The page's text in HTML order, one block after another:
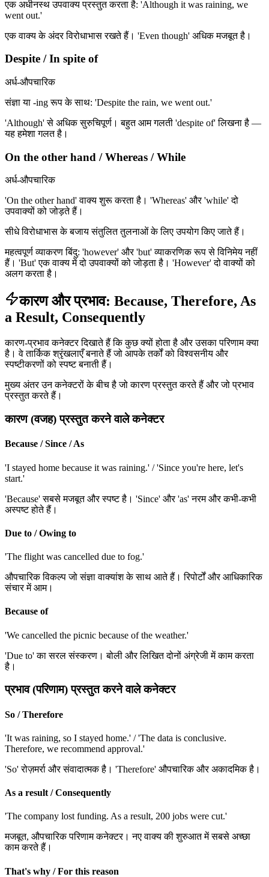
एक अधीनस्थ उपवाक्य प्रस्तुत करता है: 'Although it was raining, we
went out.'
एक वाक्य के अंदर विरोधाभास रखते हैं। 'Even though' अधिक मजबूत है।
Despite / In spite of
अर्ध-औपचारिक
संज्ञा या -ing रूप के साथ: 'Despite the rain, we went out.'
'Although' से अधिक सुरुचिपूर्ण। बहुत आम गलती 'despite of' लिखना है —
यह हमेशा गलत है।
On the other hand / Whereas / While
अर्ध-औपचारिक
'On the other hand' वाक्य शुरू करता है। 'Whereas' और 'while' दो
उपवाक्यों को जोड़ते हैं।
सीधे विरोधाभास के बजाय संतुलित तुलनाओं के लिए उपयोग किए जाते हैं।
महत्वपूर्ण व्याकरण बिंदु: 'however' और 'but' व्याकरणिक रूप से विनिमेय नहीं
हैं। 'But' एक वाक्य में दो उपवाक्यों को जोड़ता है। 'However' दो वाक्यों को
अलग करता है।
कारण और प्रभाव: Because, Therefore, As
a Result, Consequently
कारण-प्रभाव कनेक्टर दिखाते हैं कि कुछ क्यों होता है और उसका परिणाम क्या
है। वे तार्किक श्रृंखलाएँ बनाते हैं जो आपके तर्कों को विश्वसनीय और
स्पष्टीकरणों को स्पष्ट बनाती हैं।
मुख्य अंतर उन कनेक्टरों के बीच है जो कारण प्रस्तुत करते हैं और जो प्रभाव
प्रस्तुत करते हैं।
कारण (वजह) प्रस्तुत करने वाले कनेक्टर
Because / Since / As
'I stayed home because it was raining.' / 'Since you're here, let's
start.'
'Because' सबसे मजबूत और स्पष्ट है। 'Since' और 'as' नरम और कभी-कभी
अस्पष्ट होते हैं।
Due to / Owing to
'The flight was cancelled due to fog.'
औपचारिक विकल्प जो संज्ञा वाक्यांश के साथ आते हैं। रिपोर्टों और आधिकारिक
संचार में आम।
Because of
'We cancelled the picnic because of the weather.'
'Due to' का सरल संस्करण। बोली और लिखित दोनों अंग्रेजी में काम करता
है।
प्रभाव (परिणाम) प्रस्तुत करने वाले कनेक्टर
So / Therefore
'It was raining, so I stayed home.' / 'The data is conclusive.
Therefore, we recommend approval.'
'So' रोज़मर्रा और संवादात्मक है। 'Therefore' औपचारिक और अकादमिक है।
As a result / Consequently
'The company lost funding. As a result, 200 jobs were cut.'
मजबूत, औपचारिक परिणाम कनेक्टर। नए वाक्य की शुरुआत में सबसे अच्छा
काम करते हैं।
That's why / For this reason